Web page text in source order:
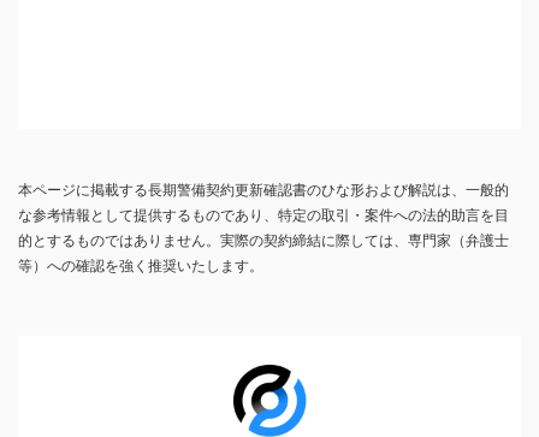
本ページに掲載する長期警備契約更新確認書のひな形および解説は、一般的
な参考情報として提供するものであり、特定の取引・案件への法的助言を目
的とするものではありません。実際の契約締結に際しては、専門家（弁護士
等）への確認を強く推奨いたします。